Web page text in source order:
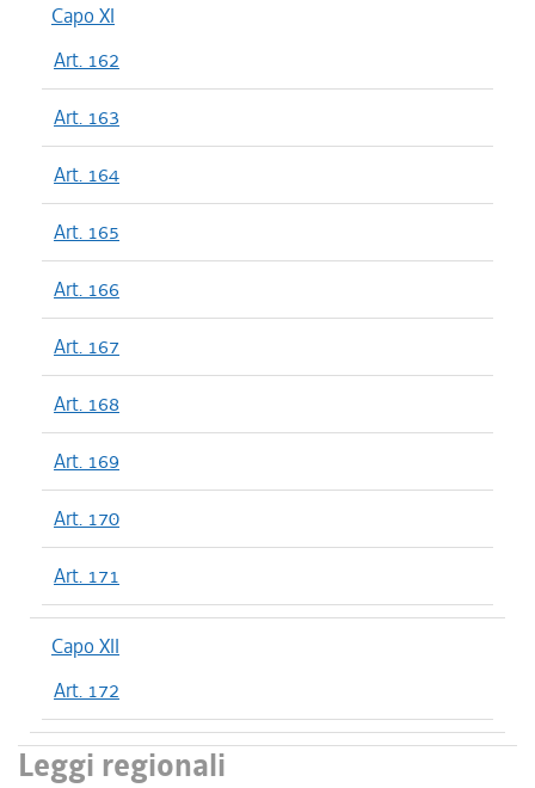
Capo XI
Art. 162
Art. 163
Art. 164
Art. 165
Art. 166
Art. 167
Art. 168
Art. 169
Art. 170
Art. 171
Capo XII
Art. 172
Leggi regionali